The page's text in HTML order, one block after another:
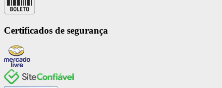
Certificados de segurança